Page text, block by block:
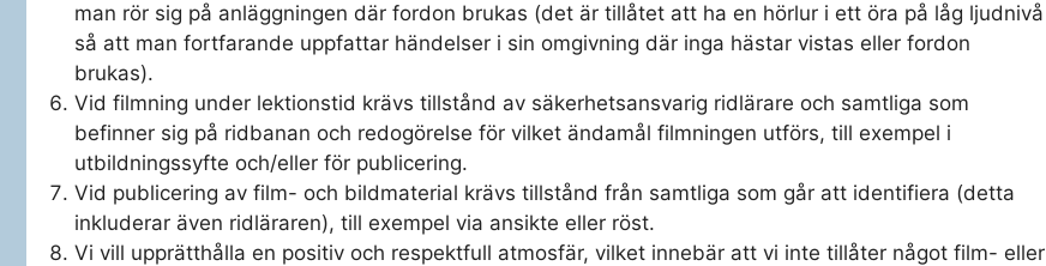
man rör sig på anläggningen där fordon brukas (det är tillåtet att ha en hörlur i ett öra på låg ljudnivå
så att man fortfarande uppfattar händelser i sin omgivning där inga hästar vistas eller fordon
brukas).
Vid filmning under lektionstid krävs tillstånd av säkerhetsansvarig ridlärare och samtliga som
befinner sig på ridbanan och redogörelse för vilket ändamål filmningen utförs, till exempel i
utbildningssyfte och/eller för publicering.
Vid publicering av film- och bildmaterial krävs tillstånd från samtliga som går att identifiera (detta
inkluderar även ridläraren), till exempel via ansikte eller röst.
Vi vill upprätthålla en positiv och respektfull atmosfär, vilket innebär att vi inte tillåter något film- eller